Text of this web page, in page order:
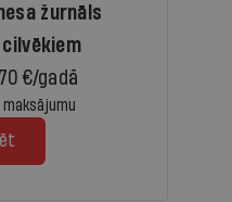
žurnāls
€/gadā